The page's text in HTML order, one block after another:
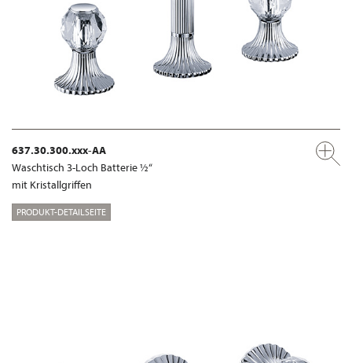
637.30.300.xxx-AA
Waschtisch 3-Loch Batterie ½“
mit Kristallgriffen
PRODUKT-DETAILSEITE